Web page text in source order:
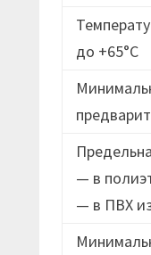
до +65°C
— в
— в ПВХ